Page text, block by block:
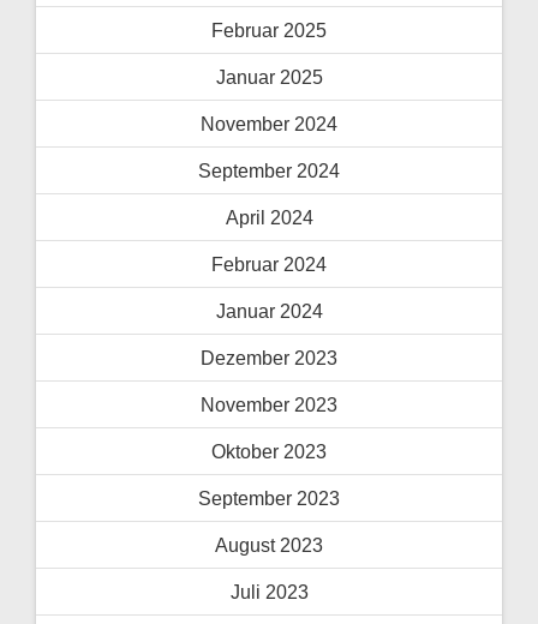
Februar 2025
Januar 2025
November 2024
September 2024
April 2024
Februar 2024
Januar 2024
Dezember 2023
November 2023
Oktober 2023
September 2023
August 2023
Juli 2023